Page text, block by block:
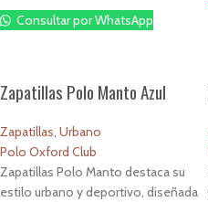
Consultar por WhatsApp
Zapatillas Polo Manto Azul
Zapatillas, Urbano
Polo Oxford Club
Zapatillas Polo Manto destaca su
estilo urbano y deportivo, diseñada